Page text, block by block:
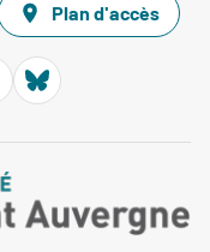
Plan d'accès